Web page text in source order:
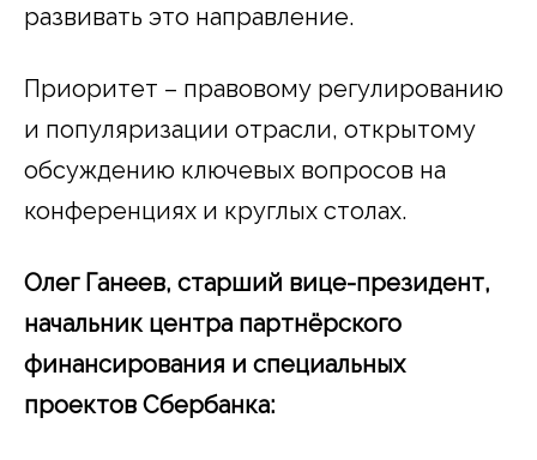
развивать это направление.
Приоритет – правовому регулированию
и популяризации отрасли, открытому
обсуждению ключевых вопросов на
конференциях и круглых столах.
Олег Ганеев, старший вице-президент,
начальник центра партнёрского
финансирования и специальных
проектов Сбербанка: